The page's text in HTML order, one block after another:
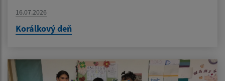
16.07.2026
Korálkový deň